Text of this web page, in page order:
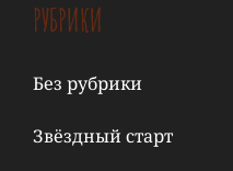
РУБРИКИ
Без рубрики
Звёздный старт